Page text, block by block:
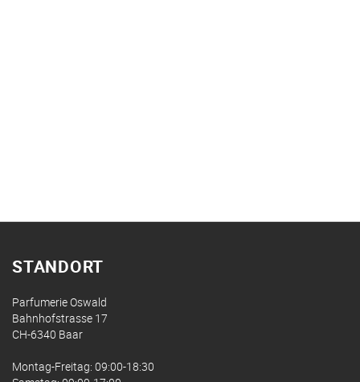
STANDORT
Parfumerie Oswald
Bahnhofstrasse 17
CH-6340 Baar
Montag-Freitag: 09:00-18:30